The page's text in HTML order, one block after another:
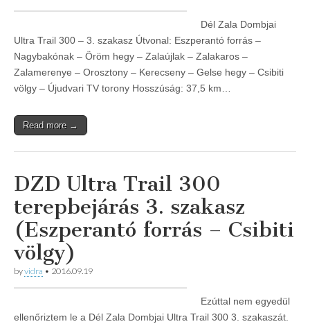
Dél Zala Dombjai
Ultra Trail 300 – 3. szakasz Útvonal: Eszperantó forrás –
Nagybakónak – Öröm hegy – Zalaújlak – Zalakaros –
Zalamerenye – Orosztony – Kerecseny – Gelse hegy – Csibiti
völgy – Újudvari TV torony Hosszúság: 37,5 km…
Read more →
DZD Ultra Trail 300
terepbejárás 3. szakasz
(Eszperantó forrás – Csibiti
völgy)
byvidra • 2016.09.19
Ezúttal nem egyedül
ellenőriztem le a Dél Zala Dombjai Ultra Trail 300 3. szakaszát.